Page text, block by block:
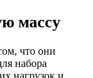
массу
что они
набора
нагрузок и